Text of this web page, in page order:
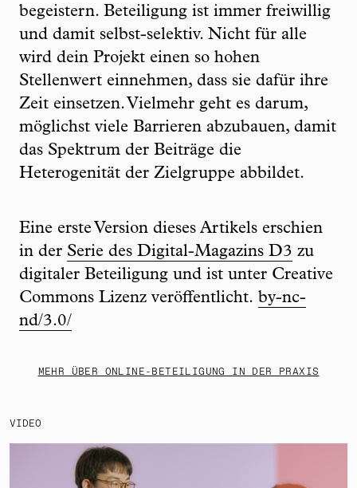
begeistern. Beteiligung ist immer freiwillig
und damit selbst-selektiv. Nicht für alle
wird dein Projekt einen so hohen
Stellenwert einnehmen, dass sie dafür ihre
Zeit einsetzen. Vielmehr geht es darum,
möglichst viele Barrieren abzubauen, damit
das Spektrum der Beiträge die
Heterogenität der Zielgruppe abbildet.
Eine erste Version dieses Artikels erschien
in der Serie des Digital-Magazins D3 zu
digitaler Beteiligung und ist unter Creative
Commons Lizenz veröffentlicht. by-nc-
nd/3.0/
MEHR ÜBER ONLINE-BETEILIGUNG IN DER PRAXIS
VIDEO